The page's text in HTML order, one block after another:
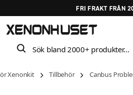
FRI FRAKT FRÅN
Sök bland 2000+ produkter…
Xenonkit Tillbehör Canbus